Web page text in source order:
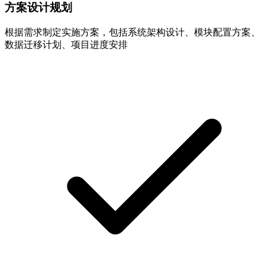
方案设计规划
根据需求制定实施方案，包括系统架构设计、模块配置方案、
数据迁移计划、项目进度安排